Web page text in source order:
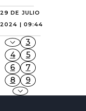
29 DE JULIO
2024 | 09:44
3
4
5
6
7
8
9